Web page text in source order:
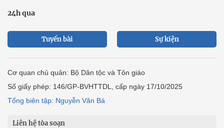
24h qua
Tuyến bài Sự kiện
Cơ quan chủ quản: Bộ Dân tộc và Tôn giáo
Số giấy phép: 146/GP-BVHTTDL, cấp ngày 17/10/2025
Tổng biên tập: Nguyễn Văn Bá
Liên hệ tòa soạn